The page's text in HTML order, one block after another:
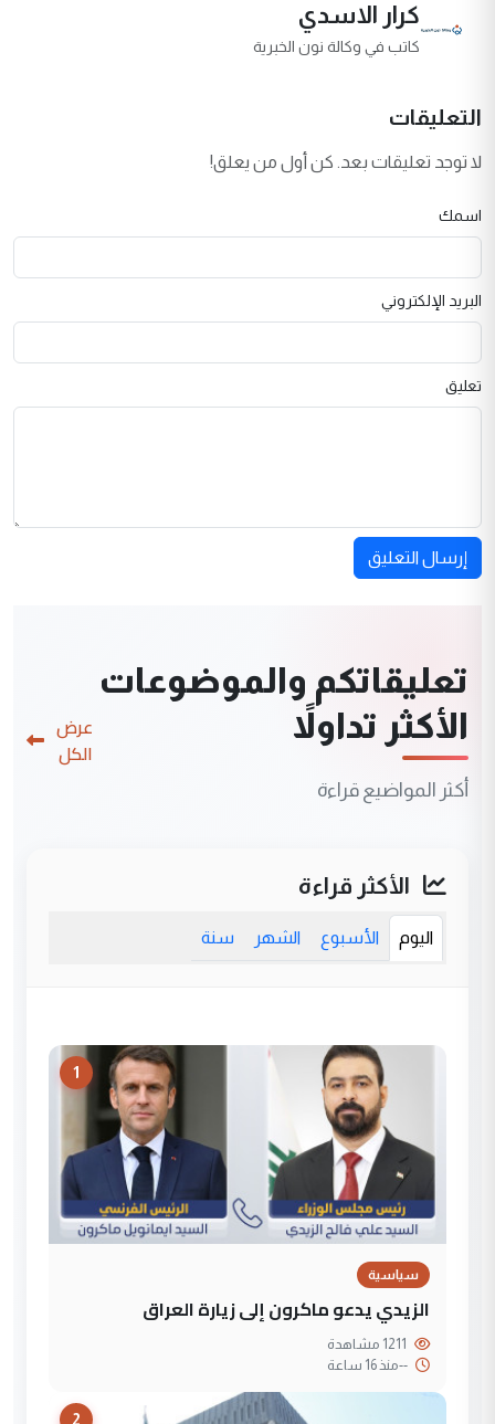
كرار الاسدي
كاتب في وكالة نون الخبرية
التعليقات
لا توجد تعليقات بعد. كن أول من يعلق!
اسمك
البريد الإلكتروني
تعليق
إرسال التعليق
تعليقاتكم والموضوعات
الأكثر تداولاً
أكثر المواضيع قراءة
عرض
الكل
الأكثر قراءة
اليوم الأسبوع الشهر سنة
1
سياسية
الزيدي يدعو ماكرون إلى زيارة العراق
--منذ 16 ساعة
2